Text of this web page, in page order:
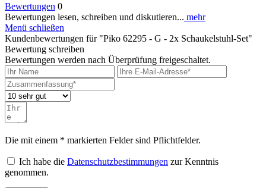
Bewertungen 0
Bewertungen lesen, schreiben und diskutieren... mehr
Menü schließen
Kundenbewertungen für "Piko 62295 - G - 2x Schaukelstuhl-Set"
Bewertung schreiben
Bewertungen werden nach Überprüfung freigeschaltet.
Die mit einem * markierten Felder sind Pflichtfelder.
Ich habe die Datenschutzbestimmungen zur Kenntnis
genommen.